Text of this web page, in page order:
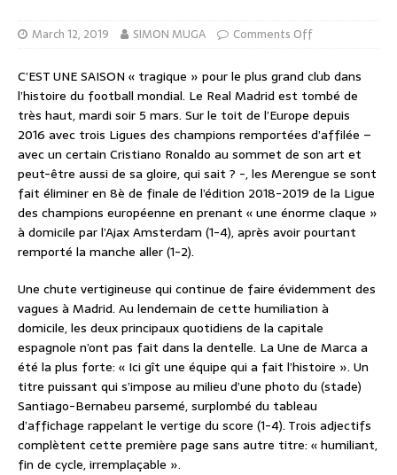
March 12, 2019 SIMON MUGA Comments Off
C’EST UNE SAISON « tragique » pour le plus grand club dans
l’histoire du football mondial. Le Real Madrid est tombé de
très haut, mardi soir 5 mars. Sur le toit de l’Europe depuis
2016 avec trois Ligues des champions remportées d’affilée –
avec un certain Cristiano Ronaldo au sommet de son art et
peut-être aussi de sa gloire, qui sait ? -, les Merengue se sont
fait éliminer en 8è de finale de l’édition 2018-2019 de la Ligue
des champions européenne en prenant « une énorme claque »
à domicile par l’Ajax Amsterdam (1-4), après avoir pourtant
remporté la manche aller (1-2).
Une chute vertigineuse qui continue de faire évidemment des
vagues à Madrid. Au lendemain de cette humiliation à
domicile, les deux principaux quotidiens de la capitale
espagnole n’ont pas fait dans la dentelle. La Une de Marca a
été la plus forte: « Ici gît une équipe qui a fait l’histoire ». Un
titre puissant qui s’impose au milieu d’une photo du (stade)
Santiago-Bernabeu parsemé, surplombé du tableau
d’affichage rappelant le vertige du score (1-4). Trois adjectifs
complètent cette première page sans autre titre: « humiliant,
fin de cycle, irremplaçable ».